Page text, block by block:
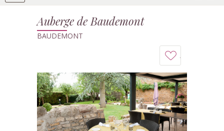
Auberge de Baudemont
BAUDEMONT
à
mon
carnet